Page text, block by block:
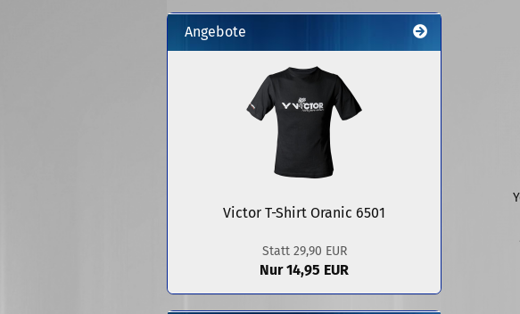
Angebote
Victor T-Shirt Oranic 6501
Statt 29,90 EUR
Nur 14,95 EUR